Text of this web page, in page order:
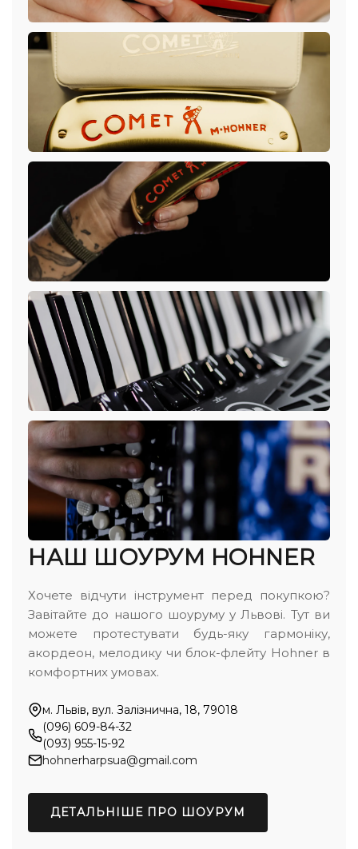
НАШ ШОУРУМ HOHNER
Хочете відчути інструмент перед покупкою?
Завітайте до нашого шоуруму у Львові. Тут ви
можете протестувати будь-яку гармоніку,
акордеон, мелодику чи блок-флейту Hohner в
комфортних умовах.
м. Львів, вул. Залізнична, 18, 79018
(096) 609-84-32
(093) 955-15-92
hohnerharpsua@gmail.com
ДЕТАЛЬНІШЕ ПРО ШОУРУМ